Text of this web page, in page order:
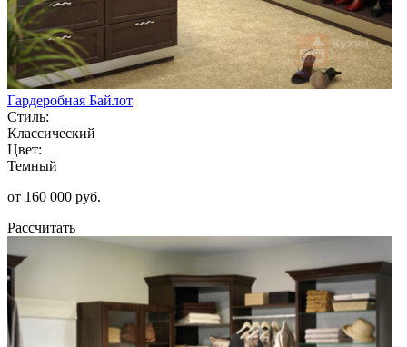
Гардеробная Байлот
Стиль:
Классический
Цвет:
Темный
от 160 000 руб.
Рассчитать